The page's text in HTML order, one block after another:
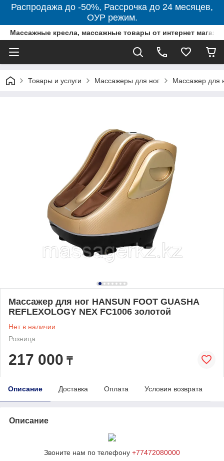
Распродажа до -50%, Рассрочка до 24 месяцев,
ОУР режим.
Массажные кресла, массажные товары от интернет
Товары и услуги Массажеры для ног Массажер для
Массажер для ног HANSUN FOOT GUASHA
REFLEXOLOGY NEX FC1006 золотой
Нет в наличии
Розница
217 000 ₸
Описание Доставка Оплата Условия возврата
Описание
Звоните нам по телефону +77472080000